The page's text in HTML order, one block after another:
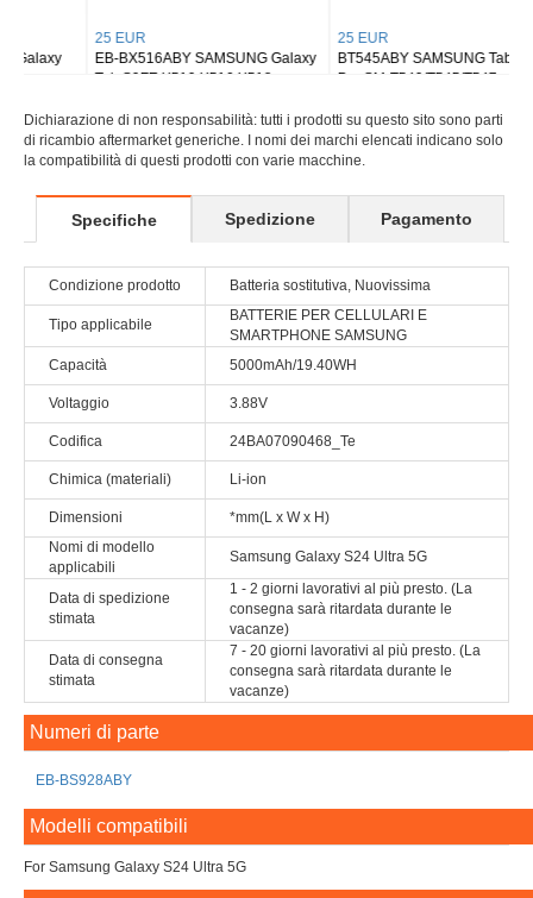
EB-BX516ABY SAMSUNG Galaxy
Tab S9FE X510 X516 X518
BT545ABY SAMSUNG Tab Active
Pro SM-T540/T545/T547
Dichiarazione di non responsabilità: tutti i prodotti su questo sito sono parti
di ricambio aftermarket generiche. I nomi dei marchi elencati indicano solo
la compatibilità di questi prodotti con varie macchine.
Specifiche Spedizione Pagamento
Condizione prodotto Batteria sostitutiva, Nuovissima
Tipo applicabile
BATTERIE PER CELLULARI E
SMARTPHONE SAMSUNG
Capacità
5000mAh/19.40WH
Voltaggio 3.88V
Codifica 24BA07090468_Te
Chimica (materiali) Li-ion
Dimensioni
*mm(L x W x H)
Nomi di modello
applicabili
Samsung Galaxy S24 Ultra 5G
Data di spedizione
stimata
1 - 2 giorni lavorativi al più presto. (La
consegna sarà ritardata durante le
vacanze)
Data di consegna
stimata
7 - 20 giorni lavorativi al più presto. (La
consegna sarà ritardata durante le
vacanze)
Numeri di parte
EB-BS928ABY
Modelli compatibili
For Samsung Galaxy S24 Ultra 5G